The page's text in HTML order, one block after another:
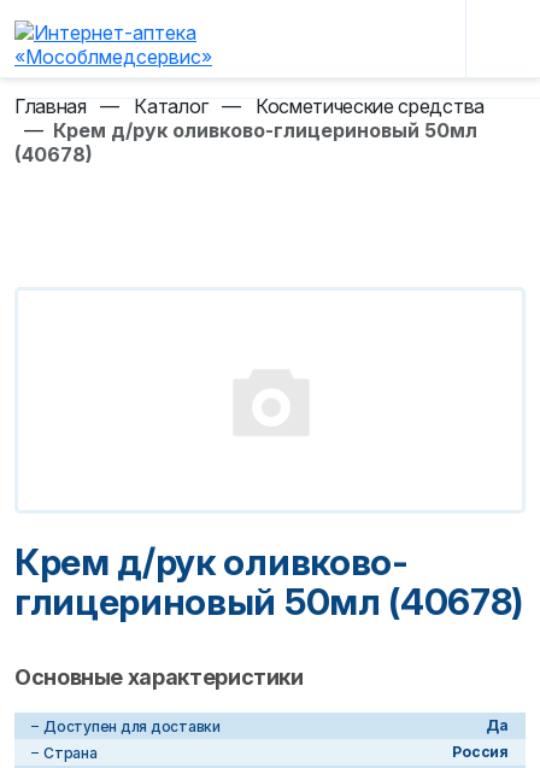
Главная — Каталог — Косметические средства
— Крем д/рук оливково-глицериновый 50мл
(40678)
Крем д/рук оливково-
глицериновый 50мл (40678)
Основные характеристики
Доступен для доставки
Да
Страна
Россия